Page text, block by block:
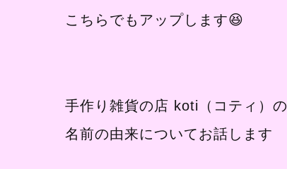
こちらでもアップします😆
手作り雑貨の店 koti（コティ）の
名前の由来についてお話します